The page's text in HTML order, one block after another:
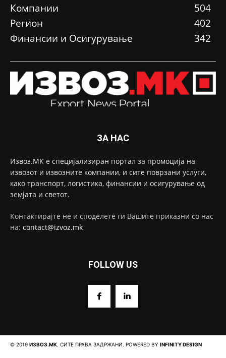
Компании
504
Регион
402
Финансии и Осигурување
342
ЗА НАС
Извоз.МК е специјализиран портал за промоција на
извозот и извозните компании, и сите поврзани услуги,
како транспорт, логистика, финансии и осигурување од
земјата и светот.
Контактирајте не и споделете ги Вашите приказни со нас
на: contact@izvoz.mk
FOLLOW US
© 2019 ИЗВОЗ.МК. СИТЕ ПРАВА ЗАДРЖАНИ. POWERED BY INFINITY DESIGN